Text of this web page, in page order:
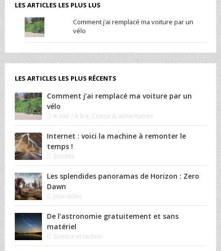
LES ARTICLES LES PLUS LUS
Comment j'ai remplacé ma voiture par un
vélo
LES ARTICLES LES PLUS RÉCENTS
Comment j’ai remplacé ma voiture par un
vélo
A voir / A lire, Conso & alimentation
Internet : voici la machine à remonter le
temps !
Insolite
Les splendides panoramas de Horizon : Zero
Dawn
Jeux vidéo
De l’astronomie gratuitement et sans
matériel
Science et techno